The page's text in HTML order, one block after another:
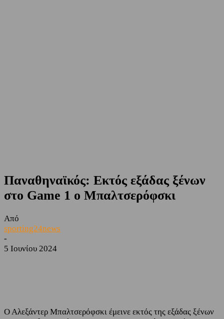
Παναθηναϊκός: Εκτός εξάδας ξένων
στο Game 1 ο Μπαλτσερόφσκι
Από
sporting24news
-
5 Ιουνίου 2024
Ο Αλεξάντερ Μπαλτσερόφσκι έμεινε εκτός της εξάδας ξένων